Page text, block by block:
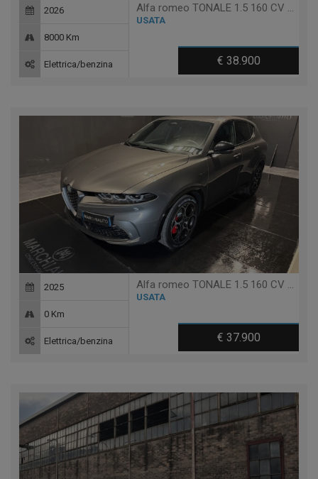
Alfa romeo TONALE 1.5 160 CV MHEV TCT7 VELOCE
USATA
€ 38.900
2026
8000 Km
Elettrica/benzina
Alfa romeo TONALE 1.5 160 CV MHEV TCT7 VELOCE
USATA
€ 37.900
2025
0 Km
Elettrica/benzina